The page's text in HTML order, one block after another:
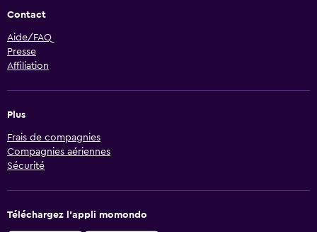
Contact
Aide/FAQ
Presse
Affiliation
Plus
Frais de compagnies
Compagnies aériennes
Sécurité
Téléchargez l’appli momondo